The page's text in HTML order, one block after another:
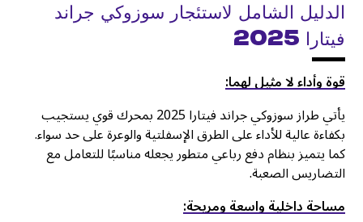
الدليل الشامل لاستئجار سوزوكي جراند
فيتارا 2025
قوة وأداء لا مثيل لهما:
يأتي طراز سوزوكي جراند فيتارا 2025 بمحرك قوي يستجيب
بكفاءة عالية للأداء على الطرق الإسفلتية والوعرة على حد سواء.
كما يتميز بنظام دفع رباعي متطور يجعله مناسبًا للتعامل مع
التضاريس الصعبة.
مساحة داخلية واسعة ومريحة: